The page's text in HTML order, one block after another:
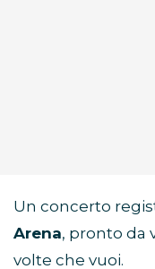
Un concerto
Arena, pronto da
volte che vuoi.